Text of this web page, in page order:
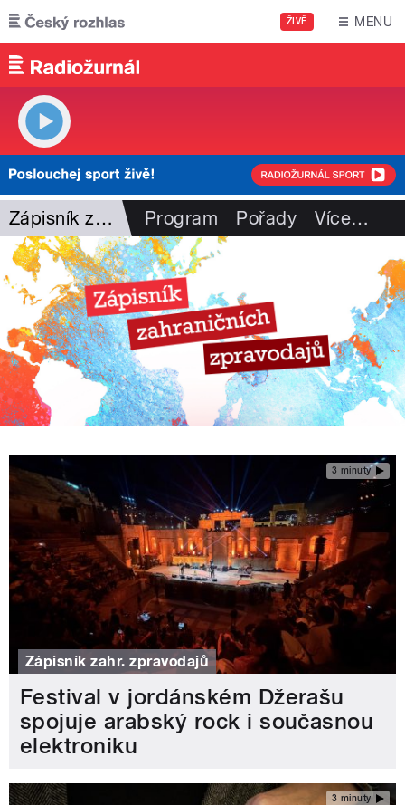
Přejít k hlavnímu obsahu
ŽIVĚ MENU
Zápisník zahr. zpravodajů Program Pořady Více…
3 minuty
Zápisník zahr. zpravodajů
Festival v jordánském Džerašu
spojuje arabský rock i současnou
elektroniku
3 minuty